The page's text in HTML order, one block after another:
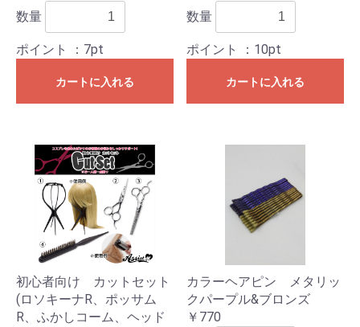
数量
ポイント ：7pt
カートに入れる
数量
ポイント ：10pt
カートに入れる
初心者向け カットセット
(ロソキーナR、ポッサム
R、ふかしコーム、ヘッド
カラーヘアピン メタリッ
クパープル&ブロンズ
￥770